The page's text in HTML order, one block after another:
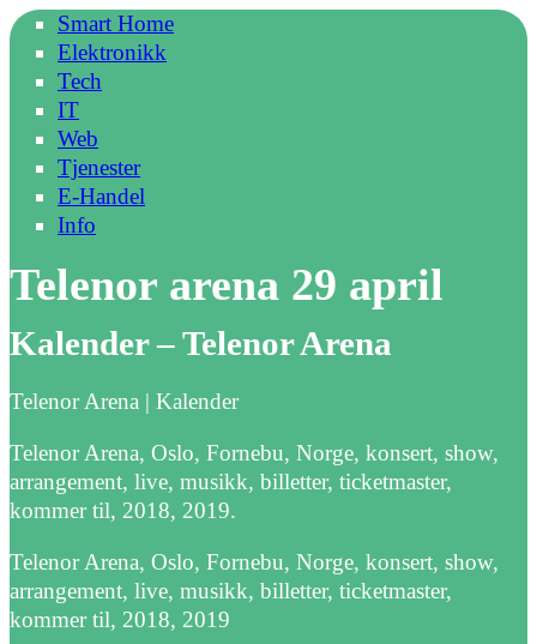
Smart Home
Elektronikk
Tech
IT
Web
Tjenester
E-Handel
Info
Telenor arena 29 april
Kalender – Telenor Arena
Telenor Arena | Kalender
Telenor Arena, Oslo, Fornebu, Norge, konsert, show,
arrangement, live, musikk, billetter, ticketmaster,
kommer til, 2018, 2019.
Telenor Arena, Oslo, Fornebu, Norge, konsert, show,
arrangement, live, musikk, billetter, ticketmaster,
kommer til, 2018, 2019